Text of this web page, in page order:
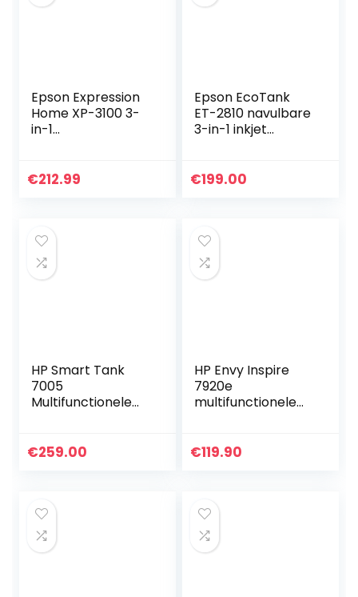
Epson Expression
Home XP-3100 3-
in-1
(scanner,
€212.99
Epson EcoTank
ET-2810 navulbare
3-in-1 inkjet
(kopieerapparaat,
€199.00
HP Smart Tank
7005
Multifunctionele
kopieerapparaat,
€259.00
HP Envy Inspire
7920e
multifunctionele
printen, scannen,
€119.90